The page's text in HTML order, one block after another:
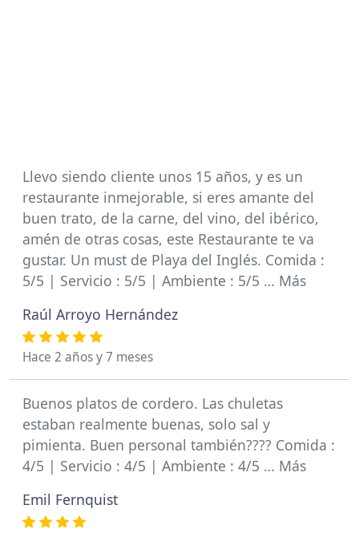
Llevo siendo cliente unos 15 años, y es un
restaurante inmejorable, si eres amante del
buen trato, de la carne, del vino, del ibérico,
amén de otras cosas, este Restaurante te va
gustar. Un must de Playa del Inglés. Comida :
5/5 | Servicio : 5/5 | Ambiente : 5/5 … Más
Raúl Arroyo Hernández
Hace 2 años y 7 meses
Buenos platos de cordero. Las chuletas
estaban realmente buenas, solo sal y
pimienta. Buen personal también???? Comida :
4/5 | Servicio : 4/5 | Ambiente : 4/5 … Más
Emil Fernquist